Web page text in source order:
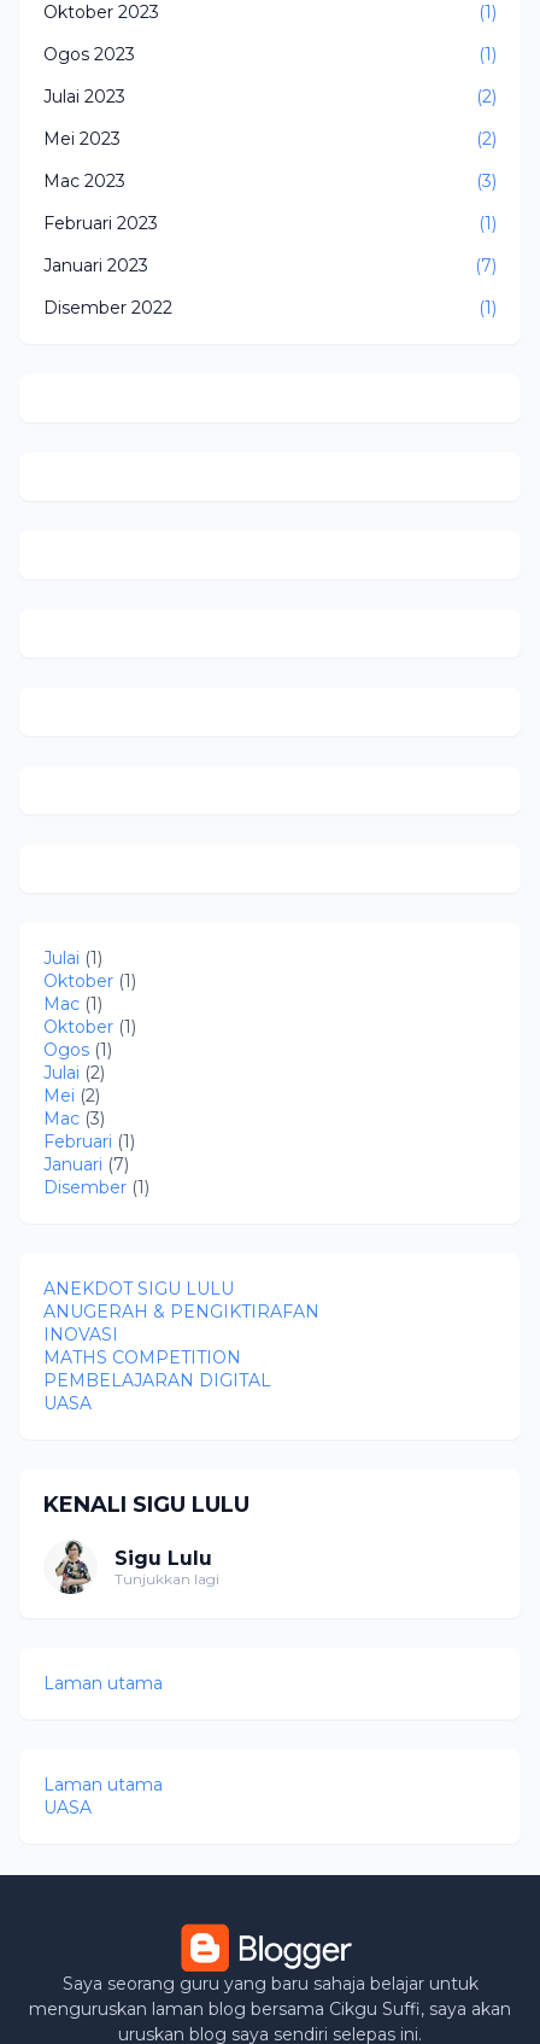
Oktober 2023
(1)
Ogos 2023
(1)
Julai 2023
(2)
Mei 2023
(2)
Mac 2023
(3)
Februari 2023
(1)
Januari 2023
(7)
Disember 2022
(1)
Julai (1)
Oktober (1)
Mac (1)
Oktober (1)
Ogos (1)
Julai (2)
Mei (2)
Mac (3)
Februari (1)
Januari (7)
Disember (1)
ANEKDOT SIGU LULU
ANUGERAH & PENGIKTIRAFAN
INOVASI
MATHS COMPETITION
PEMBELAJARAN DIGITAL
UASA
KENALI SIGU LULU
Sigu Lulu
Tunjukkan lagi
Laman utama
Laman utama
UASA
Saya seorang guru yang baru sahaja belajar untuk
menguruskan laman blog bersama Cikgu Suffi, saya akan
uruskan blog saya sendiri selepas ini.